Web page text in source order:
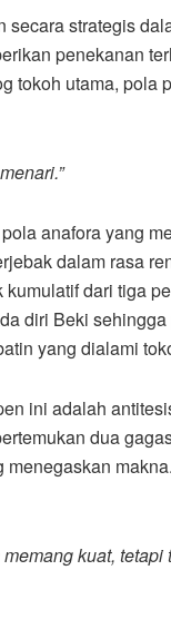
strategis
penekanan
tokoh utama, pola
anafora yang
dalam rasa
dari tiga
diri Beki
yang dialami
ini adalah
dua
kuat,